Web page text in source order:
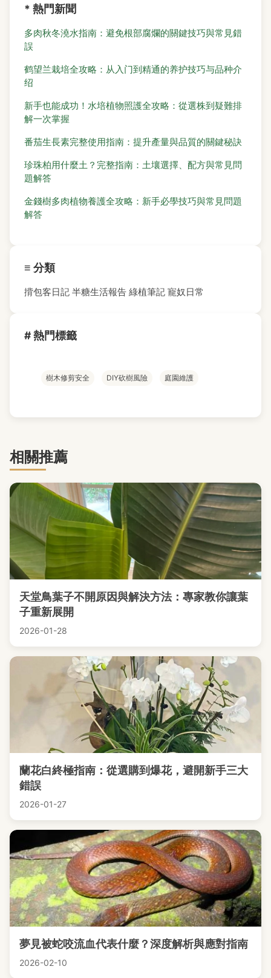
* 熱門新聞
多肉秋冬澆水指南：避免根部腐爛的關鍵技巧與常見錯
誤
鹤望兰栽培全攻略：从入门到精通的养护技巧与品种介
绍
新手也能成功！水培植物照護全攻略：從選株到疑難排
解一次掌握
番茄生長素完整使用指南：提升產量與品質的關鍵秘訣
珍珠柏用什麼土？完整指南：土壤選擇、配方與常見問
題解答
金錢樹多肉植物養護全攻略：新手必學技巧與常見問題
解答
≡ 分類
揹包客日記 半糖生活報告 綠植筆記 寵奴日常
# 熱門標籤
樹木修剪安全 DIY砍樹風險 庭園維護
相關推薦
天堂鳥葉子不開原因與解決方法：專家教你讓葉
子重新展開
2026-01-28
蘭花白終極指南：從選購到爆花，避開新手三大
錯誤
2026-01-27
夢見被蛇咬流血代表什麼？深度解析與應對指南
2026-02-10